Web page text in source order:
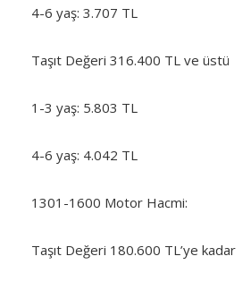
4-6 yaş: 3.707 TL
Taşıt Değeri 316.400 TL ve üstü
1-3 yaş: 5.803 TL
4-6 yaş: 4.042 TL
1301-1600 Motor Hacmi:
Taşıt Değeri 180.600 TL’ye kadar